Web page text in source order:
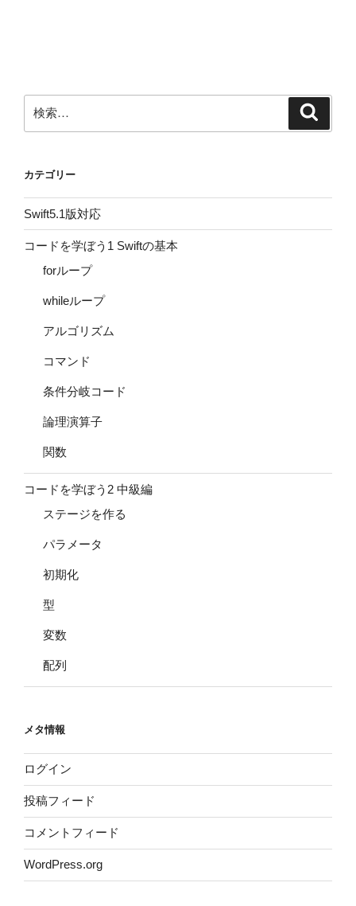
索:
カテゴリー
Swift5.1版対応
コードを学ぼう1 Swiftの基本
forループ
whileループ
アルゴリズム
コマンド
条件分岐コード
論理演算子
関数
コードを学ぼう2 中級編
ステージを作る
パラメータ
初期化
型
変数
配列
メタ情報
ログイン
投稿フィード
コメントフィード
WordPress.org